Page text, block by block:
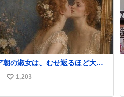
朝の淑女は、むせ返るほど大量
つけるものではないとされてい
香水は、髪や肌の手入れと同じ
クトリア朝の女性達の美容習慣
い
1,203